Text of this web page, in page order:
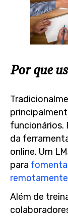
Por que
funcionários.
da
online. Um
para
remotamente
Além de